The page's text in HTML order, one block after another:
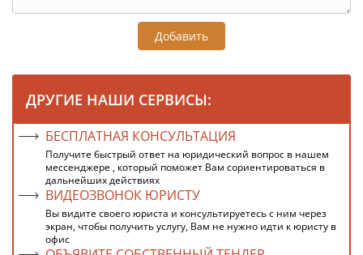
Добавить
ДРУГИЕ НАШИ СЕРВИСЫ:
БЕСПЛАТНАЯ КОНСУЛЬТАЦИЯ
Получите быстрый ответ на юридический вопрос в нашем
мессенджере , который поможет Вам сориентироваться в
дальнейших действиях
ВИДЕОЗВОНОК ЮРИСТУ
Вы видите своего юриста и консультируетесь с ним через
экран, чтобы получить услугу, Вам не нужно идти к юристу в
офис